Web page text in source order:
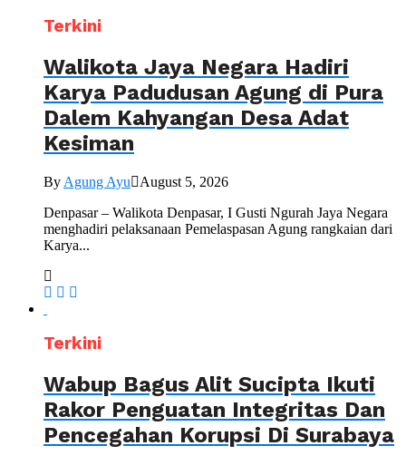
Terkini
Walikota Jaya Negara Hadiri
Karya Padudusan Agung di Pura
Dalem Kahyangan Desa Adat
Kesiman
By Agung Ayu
August 5, 2026
Denpasar – Walikota Denpasar, I Gusti Ngurah Jaya Negara
menghadiri pelaksanaan Pemelaspasan Agung rangkaian dari
Karya...
Terkini
Wabup Bagus Alit Sucipta Ikuti
Rakor Penguatan Integritas Dan
Pencegahan Korupsi Di Surabaya